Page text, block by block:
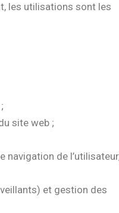
les utilisations sont les
site web ;
navigation de
et gestion des